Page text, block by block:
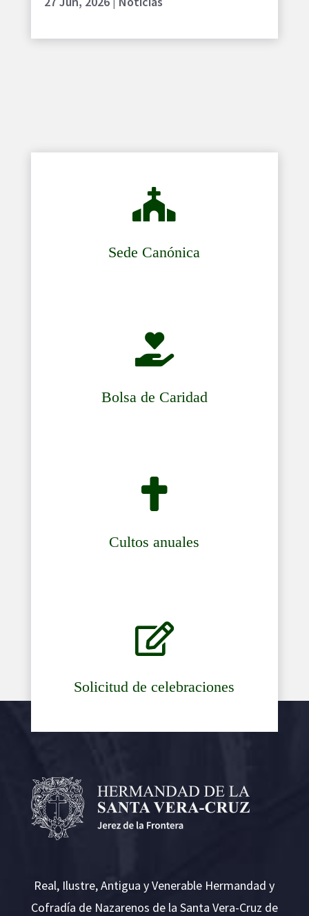

Sede Canónica

Bolsa de Caridad

Cultos anuales

Solicitud de celebraciones
Real, Ilustre, Antigua y Venerable Hermandad y
Cofradía de Nazarenos de la Santa Vera-Cruz de